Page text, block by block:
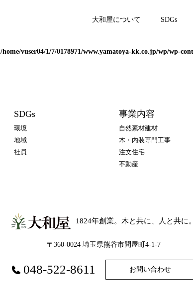
大和屋について SDGs
/home/vuser04/1/7/0178971/www.yamatoya-kk.co.jp/wp/wp-
SDGs
環境
地域
社員
事業内容
自然素材建材
木・内装専門工事
注文住宅
不動産
1824年創業。木と共に、人と共に。
〒360-0024 埼玉県熊谷市問屋町4-1-7
048-522-8611 お問い合わせ